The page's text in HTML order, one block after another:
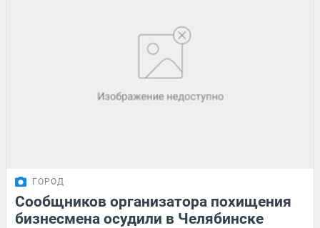
ГОРОД
Сообщников организатора похищения
бизнесмена осудили в Челябинске